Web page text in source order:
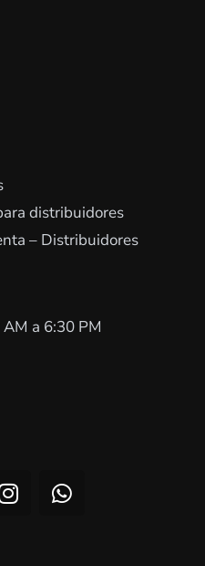
distribuidores
– Distribuidores
a 6:30 PM
I
n
W
h